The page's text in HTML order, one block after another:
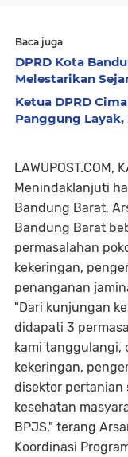
Baca juga
DPRD Kota
Melestarikan
Ketua DPRD
Panggung Layak,
LAWUPOST.COM,
Menindaklanjuti
Bandung Barat,
Bandung Barat
permasalahan
kekeringan,
penanganan
"Dari kunjungan
didapati 3
kami tanggulangi,
kekeringan,
disektor pertanian
kesehatan
BPJS," terang
Koordinasi